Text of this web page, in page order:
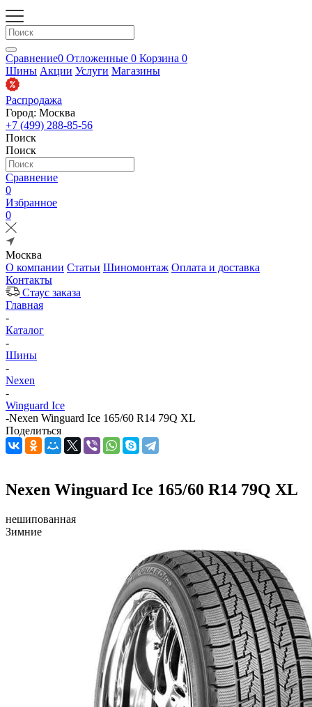
Сравнение0 Отложенные 0 Корзина 0
Шины Акции Услуги Магазины
Распродажа
Город: Москва
+7 (499) 288-85-56
Поиск
Поиск
Сравнение
0
Избранное
0
Москва
О компании Статьи Шиномонтаж Оплата и доставка
Контакты
Стаус заказа
Главная
-
Каталог
-
Шины
-
Nexen
-
Winguard Ice
-Nexen Winguard Ice 165/60 R14 79Q XL
Поделиться
Nexen Winguard Ice 165/60 R14 79Q XL
нешипованная
Зимние